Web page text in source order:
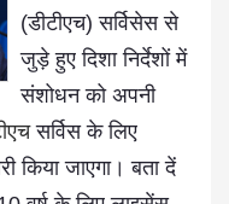
(डीटीएच) सर्विसेस से
जुड़े हुए दिशा निर्देशों में
संशोधन को अपनी
सर्विस के लिए
किया जाएगा। बता दें